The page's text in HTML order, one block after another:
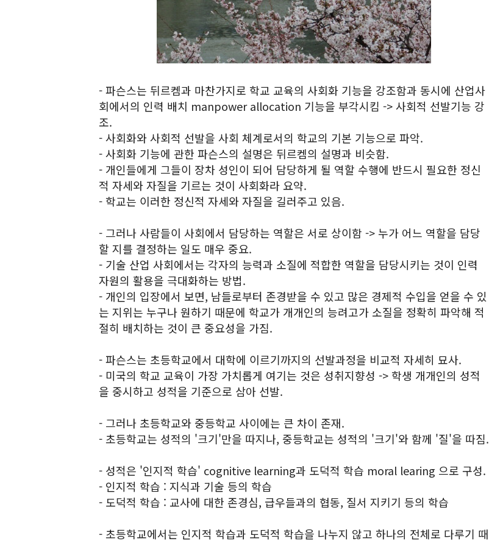
- 파슨스는 뒤르켐과 마찬가지로 학교 교육의 사회화 기능을 강조함과 동시에 산업사
회에서의 인력 배치 manpower allocation 기능을 부각시킴 -> 사회적 선발기능 강
조.
- 사회화와 사회적 선발을 사회 체계로서의 학교의 기본 기능으로 파악.
- 사회화 기능에 관한 파슨스의 설명은 뒤르켐의 설명과 비슷함.
- 개인들에게 그들이 장차 성인이 되어 담당하게 될 역할 수행에 반드시 필요한 정신
적 자세와 자질을 기르는 것이 사회화라 요약.
- 학교는 이러한 정신적 자세와 자질을 길러주고 있음.
- 그러나 사람들이 사회에서 담당하는 역할은 서로 상이함 -> 누가 어느 역할을 담당
할 지를 결정하는 일도 매우 중요.
- 기술 산업 사회에서는 각자의 능력과 소질에 적합한 역할을 담당시키는 것이 인력
자원의 활용을 극대화하는 방법.
- 개인의 입장에서 보면, 남들로부터 존경받을 수 있고 많은 경제적 수입을 얻을 수 있
는 지위는 누구나 원하기 때문에 학교가 개개인의 능려고가 소질을 정확히 파악해 적
절히 배치하는 것이 큰 중요성을 가짐.
- 파슨스는 초등학교에서 대학에 이르기까지의 선발과정을 비교적 자세히 묘사.
- 미국의 학교 교육이 가장 가치롭게 여기는 것은 성취지향성 -> 학생 개개인의 성적
을 중시하고 성적을 기준으로 삼아 선발.
- 그러나 초등학교와 중등학교 사이에는 큰 차이 존재.
- 초등학교는 성적의 '크기'만을 따지나, 중등학교는 성적의 '크기'와 함께 '질'을 따짐.
- 성적은 '인지적 학습' cognitive learning과 도덕적 학습 moral learing 으로 구성.
- 인지적 학습 : 지식과 기술 등의 학습
- 도덕적 학습 : 교사에 대한 존경심, 급우들과의 협동, 질서 지키기 등의 학습
- 초등학교에서는 인지적 학습과 도덕적 학습을 나누지 않고 하나의 전체로 다루기 때